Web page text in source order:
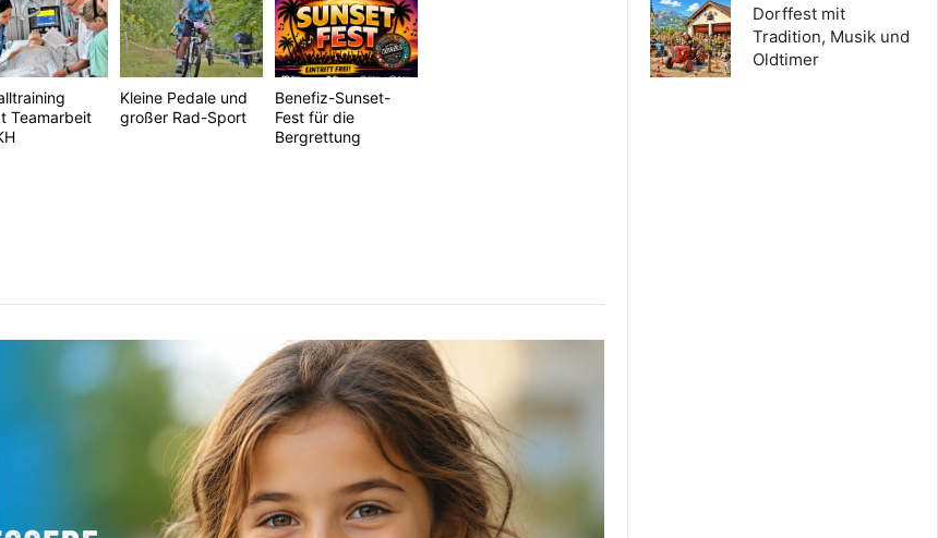
Teamarbeit
Kleine Pedale und
großer Rad-Sport
Benefiz-Sunset-
Fest für die
Bergrettung
Dorffest mit
Tradition, Musik und
Oldtimer